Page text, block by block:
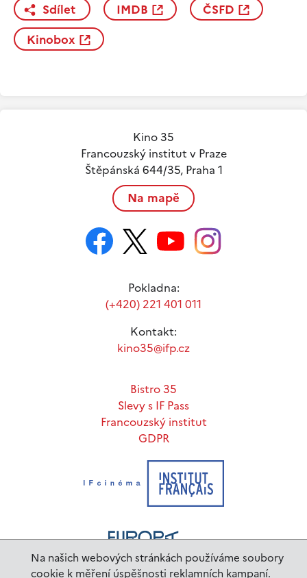
Na našich webových stránkách používáme soubory
cookie k měření úspěšnosti reklamních kampaní.
Sdílet IMDB
ČSFD
Kinobox
Kino 35
Francouzský institut v Praze
Štěpánská 644/35, Praha 1
Na mapě
Pokladna:
(+420) 221 401 011
Kontakt:
kino35@ifp.cz
Bistro 35
Slevy s IF Pass
Francouzský institut
GDPR